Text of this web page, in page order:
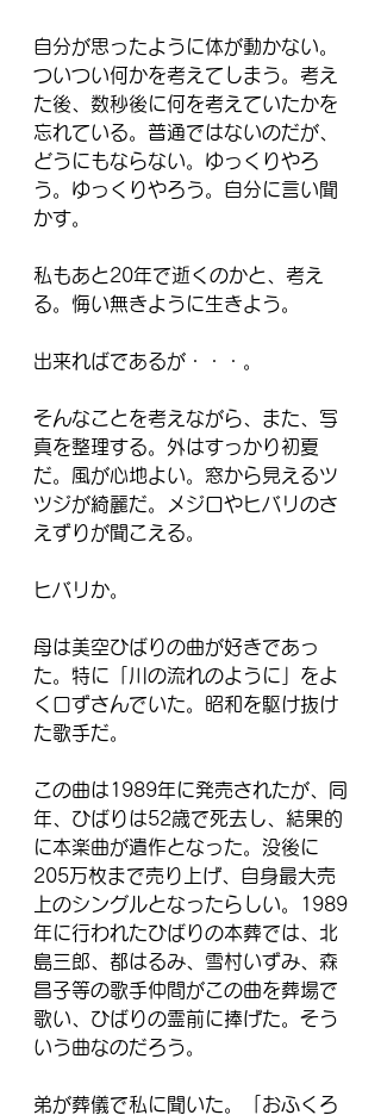
自分が思ったように体が動かない。
ついつい何かを考えてしまう。考え
た後、数秒後に何を考えていたかを
忘れている。普通ではないのだが、
どうにもならない。ゆっくりやろ
う。ゆっくりやろう。自分に言い聞
かす。
私もあと20年で逝くのかと、考え
る。悔い無きように生きよう。
出来ればであるが・・・。
そんなことを考えながら、また、写
真を整理する。外はすっかり初夏
だ。風が心地よい。窓から見えるツ
ツジが綺麗だ。メジロやヒバリのさ
えずりが聞こえる。
ヒバリか。
母は美空ひばりの曲が好きであっ
た。 特に「川の流れのように」をよ
く口ずさんでいた。昭和を駆け抜け
た歌手だ。
この曲は1989年に発売されたが、同
年、ひばりは52歳で死去し、結果的
に本楽曲が遺作となった。没後に
205万枚まで売り上げ、自身最大売
上のシングルとなったらしい。1989
年に行われたひばりの本葬では、北
島三郎、都はるみ、雪村いずみ、森
昌子等の歌手仲間がこの曲を葬場で
歌い、ひばりの霊前に捧げた。そう
いう曲なのだろう。
弟が葬儀で私に聞いた。「おふくろ